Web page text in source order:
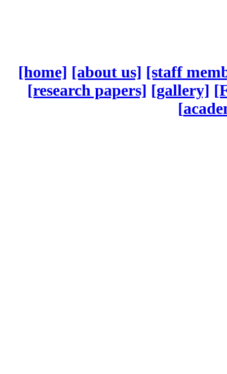
[home] [about us] [staff
[research papers] [gallery]
[